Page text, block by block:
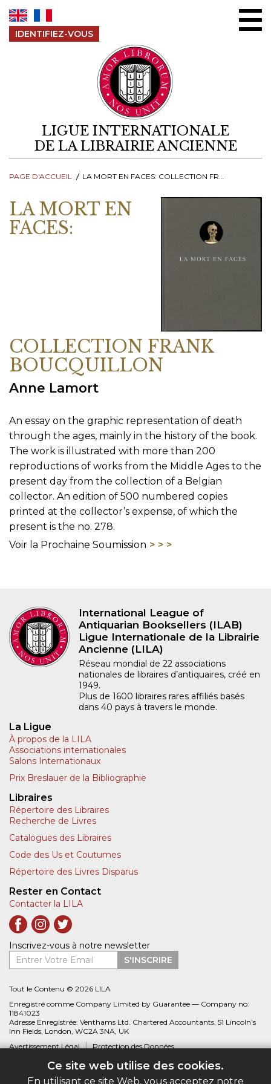
Ce site web utilise des cookies.
En utilisant ce site Web, vous acceptez notre
IDENTIFIEZ-VOUS
LIGUE INTERNATIONALE
DE LA LIBRAIRIE ANCIENNE
PAGE D'ACCUEIL LA MORT EN FACES: COLLECTION FRANK BOUCQUILLON
LA MORT EN
FACES:
COLLECTION FRANK
BOUCQUILLON
Anne Lamort
An essay on the graphic representation of death
through the ages, mainly in the history of the book.
The work is illustrated with more than 200
reproductions of works from the Middle Ages to the
present day from the collection of a Belgian
collector. An edition of 500 numbered copies
printed at the collector’s expense, of which the
present is the no. 278.
Voir la Prochaine Soumission
International League of
Antiquarian Booksellers (ILAB)
Ligue Internationale de la Librairie
Ancienne (LILA)
Réseau mondial de 22 associations
nationales de libraires d’antiquaires, créé en
1949.
Plus de 1600 libraires rares affiliés basés
dans 40 pays à travers le monde.
La Ligue
À propos de la LILA
Associations internationales
Salons Internationaux
Prix Breslauer de la Bibliographie
Libraires
Répertoire des Libraires
Recherche de Livres
Catalogues des Libraires
Code des Us et Coutumes
Répertoire des Livres Disparus
Rester en Contact
Contacter la LILA
Inscrivez-vous à notre newsletter
Entrer Votre Email
S'INSCRIRE
Tout le Contenu © 2026 LILA
Enregistré comme Company Limited by Guarantee — Company no:
11841023
Adresse Enregistrée: Venthams Ltd. Chartered Accountants, 51 Lincoln’s
Inn Fields, London, WC2A 3NA, UK
Avertissement Légal
Protection des Données